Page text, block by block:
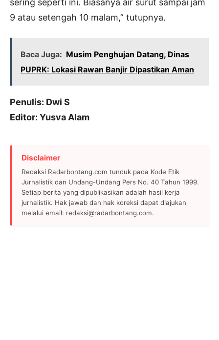
sering seperti ini. Biasanya air surut sampai jam
9 atau setengah 10 malam,” tutupnya.
Baca Juga: Musim Penghujan Datang, Dinas
PUPRK: Lokasi Rawan Banjir Dipastikan Aman
Penulis: Dwi S
Editor: Yusva Alam
Disclaimer
Redaksi Radarbontang.com tunduk pada Kode Etik
Jurnalistik dan Undang-Undang Pers No. 40 Tahun 1999.
Setiap berita yang dipublikasikan adalah hasil kerja
jurnalistik. Hak jawab dan hak koreksi dapat diajukan
melalui email: redaksi@radarbontang.com.